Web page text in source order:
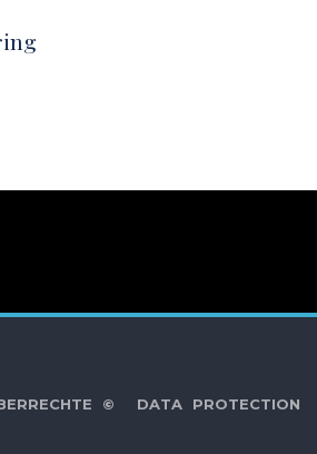
©
DATA PROTECTION